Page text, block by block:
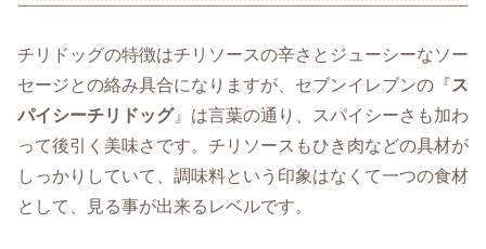
チリドッグの特徴はチリソースの辛さとジューシーなソー
セージとの絡み具合になりますが、セブンイレブンの『ス
パイシーチリドッグ』は言葉の通り、スパイシーさも加わ
って後引く美味さです。チリソースもひき肉などの具材が
しっかりしていて、調味料という印象はなくて一つの食材
として、見る事が出来るレベルです。